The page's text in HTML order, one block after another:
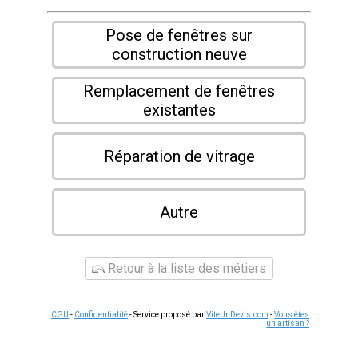
Pose de fenêtres sur
construction neuve
Remplacement de fenêtres
existantes
Réparation de vitrage
Autre
Retour à la liste des métiers
CGU - Confidentialité- Service proposé parViteUnDevis.com -Vous êtes
un artisan ?